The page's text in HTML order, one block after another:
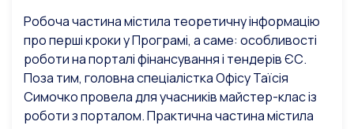
Робоча частина містила теоретичну інформацію
про перші кроки у Програмі, а саме: особливості
роботи на порталі фінансування і тендерів ЄС.
Поза тим, головна спеціалістка Офісу Таїсія
Симочко провела для учасників майстер-клас із
роботи з порталом. Практична частина містила